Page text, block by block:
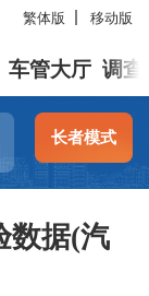
繁体版 移动版
车管大厅 调查
长者模式
数据(汽